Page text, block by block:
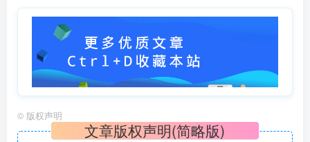
© 版权声明
文章版权声明(简略版)